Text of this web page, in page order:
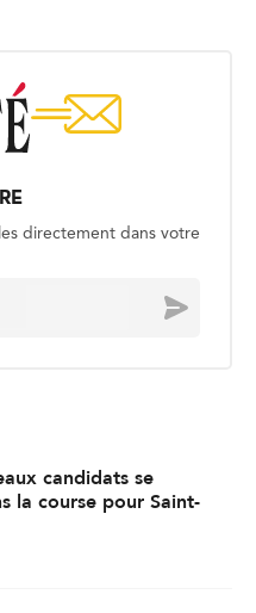
directement dans votre
Envoyer
candidats se
la course pour Saint-